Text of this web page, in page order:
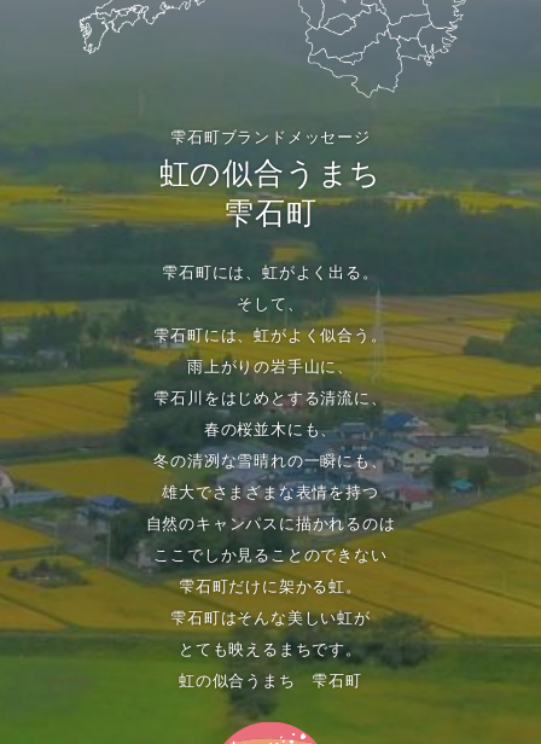
雫石町ブランドメッセージ
虹の似合うまち
雫石町
雫石町には、虹がよく出る。
そして、
雫石町には、虹がよく似合う。
雨上がりの岩手山に、
雫石川をはじめとする清流に、
春の桜並木にも、
冬の清冽な雪晴れの一瞬にも、
雄大でさまざまな表情を持つ
自然のキャンパスに描かれるのは
ここでしか見ることのできない
雫石町だけに架かる虹。
雫石町はそんな美しい虹が
とても映えるまちです。
虹の似合うまち 雫石町